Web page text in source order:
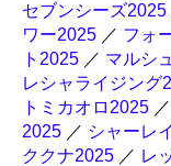
セブンシーズ2025
ワー2025 ／ フォ
ト2025 ／ マルシ
レシャライジング
トミカオロ2025 ／
2025 ／ シャーレ
ククナ2025 ／ レ